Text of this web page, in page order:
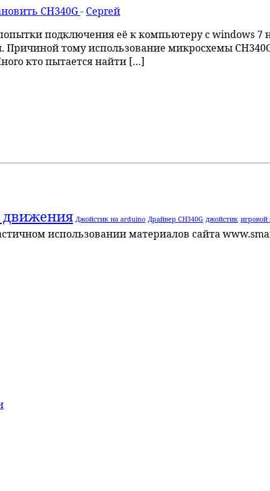
CH340G- Сергей
подключения её к компьютеру с windows 7
Причиной тому использование микросхемы
кто пытается найти […]
движения Джойстик на arduino Драйвер CH340G джойстик игровой
использовании материалов сайта